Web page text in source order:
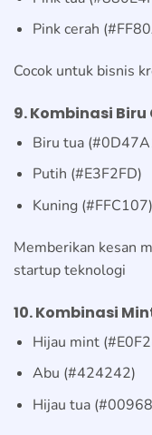
Pink cerah
Cocok untuk bisnis
9. Kombinasi
Biru tua
Putih (#E3F2FD)
Kuning (#FFC107)
Memberikan kesan
startup teknologi
10. Kombinasi
Hijau mint
Abu (#424242)
Hijau tua